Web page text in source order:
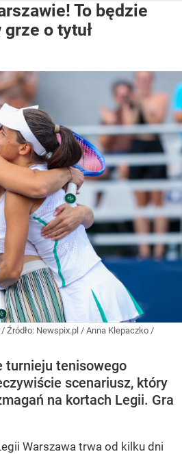
To będzie
o tytuł
/ Źródło: Newspix.pl / Anna Klepaczko /
turnieju tenisowego
scenariusz, który
na kortach Legii. Gra
Warszawa trwa od kilku dni